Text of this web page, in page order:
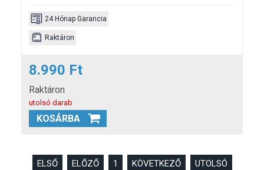
24 Hónap Garancia
Raktáron
8.990 Ft
Raktáron
utolsó darab
KOSÁRBA
ELSŐ ELŐZŐ 1 KÖVETKEZŐ UTOLSÓ